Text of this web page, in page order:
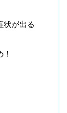
状が出る